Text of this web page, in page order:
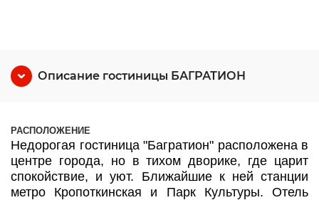
Описание гостиницы БАГРАТИОН
РАСПОЛОЖЕНИЕ
Недорогая гостиница "Багратион" расположена в
центре города, но в тихом дворике, где царит
спокойствие, и уют. Ближайшие к ней станции
метро Кропоткинская и Парк Культуры. Отель